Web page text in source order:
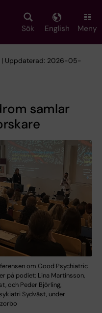
Sök English Meny
| Uppdaterad: 2026-05-
samlar
om Good Psychiatric
på podiet: Lina Martinsson,
och Peder Björling,
Sydväst, under